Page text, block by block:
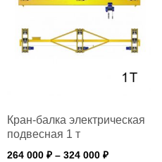
Кран-балка электрическая
подвесная 1 т
264 000 ₽ – 324 000 ₽